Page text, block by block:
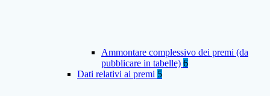
Ammontare complessivo dei premi (da
pubblicare in tabelle) 6
Dati relativi ai premi 5